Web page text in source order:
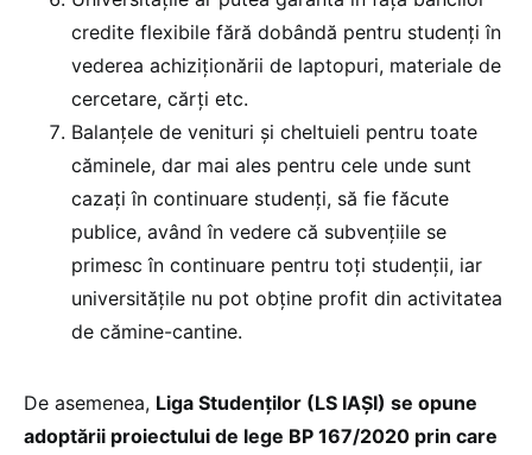
credite flexibile fără dobândă pentru studenți în
vederea achiziționării de laptopuri, materiale de
cercetare, cărți etc.
Balanțele de venituri și cheltuieli pentru toate
căminele, dar mai ales pentru cele unde sunt
cazați în continuare studenți, să fie făcute
publice, având în vedere că subvențiile se
primesc în continuare pentru toți studenții, iar
universitățile nu pot obține profit din activitatea
de cămine-cantine.
De asemenea, Liga Studenților (LS IAȘI) se opune
adoptării proiectului de lege BP 167/2020 prin care